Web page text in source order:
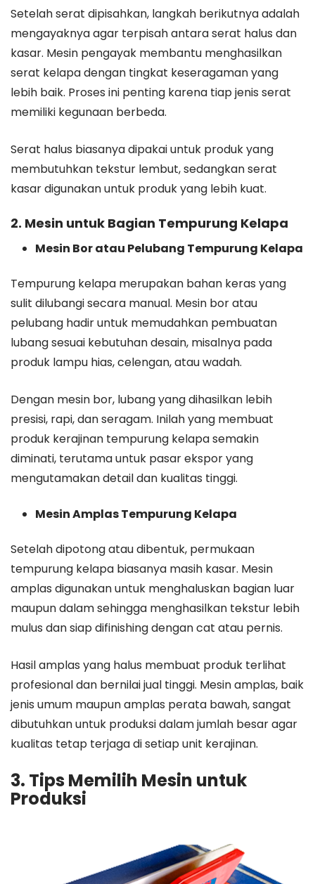
Setelah serat dipisahkan, langkah berikutnya adalah
mengayaknya agar terpisah antara serat halus dan
kasar. Mesin pengayak membantu menghasilkan
serat kelapa dengan tingkat keseragaman yang
lebih baik. Proses ini penting karena tiap jenis serat
memiliki kegunaan berbeda.
Serat halus biasanya dipakai untuk produk yang
membutuhkan tekstur lembut, sedangkan serat
kasar digunakan untuk produk yang lebih kuat.
2. Mesin untuk Bagian Tempurung Kelapa
Mesin Bor atau Pelubang Tempurung Kelapa
Tempurung kelapa merupakan bahan keras yang
sulit dilubangi secara manual. Mesin bor atau
pelubang hadir untuk memudahkan pembuatan
lubang sesuai kebutuhan desain, misalnya pada
produk lampu hias, celengan, atau wadah.
Dengan mesin bor, lubang yang dihasilkan lebih
presisi, rapi, dan seragam. Inilah yang membuat
produk kerajinan tempurung kelapa semakin
diminati, terutama untuk pasar ekspor yang
mengutamakan detail dan kualitas tinggi.
Mesin Amplas Tempurung Kelapa
Setelah dipotong atau dibentuk, permukaan
tempurung kelapa biasanya masih kasar. Mesin
amplas digunakan untuk menghaluskan bagian luar
maupun dalam sehingga menghasilkan tekstur lebih
mulus dan siap difinishing dengan cat atau pernis.
Hasil amplas yang halus membuat produk terlihat
profesional dan bernilai jual tinggi. Mesin amplas, baik
jenis umum maupun amplas perata bawah, sangat
dibutuhkan untuk produksi dalam jumlah besar agar
kualitas tetap terjaga di setiap unit kerajinan.
3. Tips Memilih Mesin untuk
Produksi